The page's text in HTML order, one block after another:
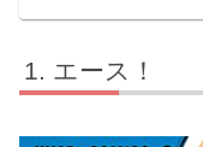
エース！